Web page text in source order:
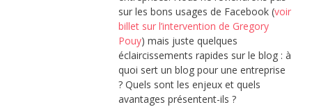
sur les bons usages de Facebook (voir
billet sur l’intervention de Gregory
Pouy) mais juste quelques
éclaircissements rapides sur le blog : à
quoi sert un blog pour une entreprise
? Quels sont les enjeux et quels
avantages présentent-ils ?